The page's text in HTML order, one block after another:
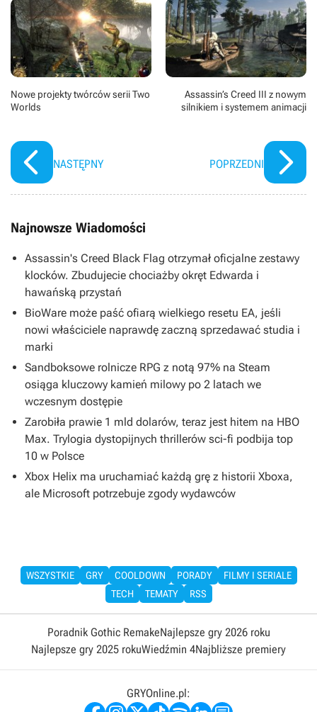
Nowe projekty twórców serii Two
Worlds
NASTĘPNY
Assassin’s Creed III z nowym
silnikiem i systemem animacji
POPRZEDNI
Najnowsze Wiadomości
Assassin's Creed Black Flag otrzymał oficjalne zestawy
klocków. Zbudujecie chociażby okręt Edwarda i
hawańską przystań
BioWare może paść ofiarą wielkiego resetu EA, jeśli
nowi właściciele naprawdę zaczną sprzedawać studia i
marki
Sandboksowe rolnicze RPG z notą 97% na Steam
osiąga kluczowy kamień milowy po 2 latach we
wczesnym dostępie
Zarobiła prawie 1 mld dolarów, teraz jest hitem na HBO
Max. Trylogia dystopijnych thrillerów sci-fi podbija top
10 w Polsce
Xbox Helix ma uruchamiać każdą grę z historii Xboxa,
ale Microsoft potrzebuje zgody wydawców
WSZYSTKIE GRY COOLDOWN PORADY
FILMY I SERIALE
TECH
TEMATY RSS
Poradnik Gothic RemakeNajlepsze gry 2026 roku
Najlepsze gry 2025 rokuWiedźmin 4Najbliższe premiery
GRYOnline.pl: